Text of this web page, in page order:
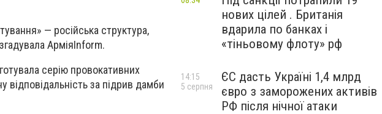
— російська структура,
АрміяInform.
серію провокативних
відповідальність за підрив дамби
нових цілей . Британія
вдарила по банках і
«тіньовому флоту» рф
ЄС дасть Україні 1,4 млрд
євро з заморожених активів
РФ після нічної атаки
14:15
5 серпня